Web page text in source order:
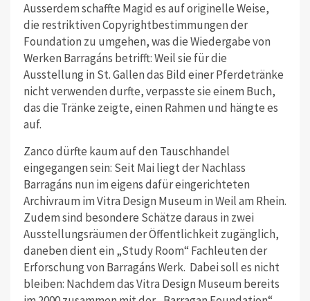
Ausserdem schaffte Magid es auf originelle Weise,
die restriktiven Copyrightbestimmungen der
Foundation zu umgehen, was die Wiedergabe von
Werken Barragáns betrifft: Weil sie für die
Ausstellung in St. Gallen das Bild einer Pferdetränke
nicht verwenden durfte, verpasste sie einem Buch,
das die Tränke zeigte, einen Rahmen und hängte es
auf.
Zanco dürfte kaum auf den Tauschhandel
eingegangen sein: Seit Mai liegt der Nachlass
Barragáns nun im eigens dafür eingerichteten
Archivraum im Vitra Design Museum in Weil am Rhein.
Zudem sind besondere Schätze daraus in zwei
Ausstellungsräumen der Öffentlichkeit zugänglich,
daneben dient ein „Study Room“ Fachleuten der
Erforschung von Barragáns Werk. Dabei soll es nicht
bleiben: Nachdem das Vitra Design Museum bereits